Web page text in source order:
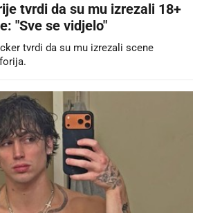
tvrdi da su mu izrezali 18+
"Sve se vidjelo"
tvrdi da su mu izrezali scene